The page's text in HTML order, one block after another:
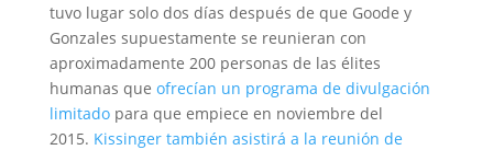
tuvo lugar solo dos días después de que Goode y
Gonzales supuestamente se reunieran con
aproximadamente 200 personas de las élites
humanas que ofrecían un programa de divulgación
limitadopara que empiece en noviembre del
2015. Kissinger también asistirá a la reunión de